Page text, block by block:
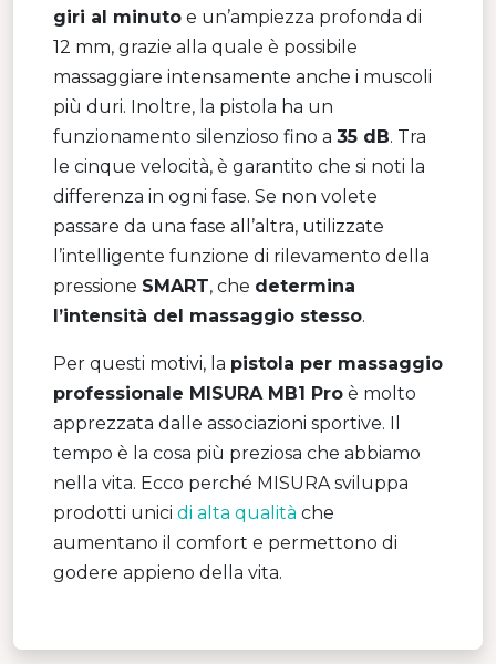
giri al minuto e un’ampiezza profonda di
12 mm, grazie alla quale è possibile
massaggiare intensamente anche i muscoli
più duri. Inoltre, la pistola ha un
funzionamento silenzioso fino a 35 dB. Tra
le cinque velocità, è garantito che si noti la
differenza in ogni fase. Se non volete
passare da una fase all’altra, utilizzate
l’intelligente funzione di rilevamento della
pressione SMART, che determina
l’intensità del massaggio stesso.
Per questi motivi, la pistola per massaggio
professionale MISURA MB1 Pro è molto
apprezzata dalle associazioni sportive. Il
tempo è la cosa più preziosa che abbiamo
nella vita. Ecco perché MISURA sviluppa
prodotti unici di alta qualità che
aumentano il comfort e permettono di
godere appieno della vita.